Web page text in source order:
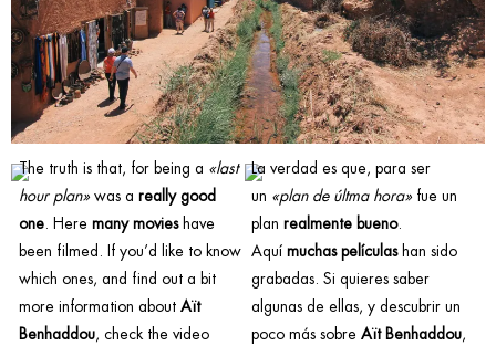
The truth is that, for being a «last
hour plan» was a really good
one. Here many movieshave
been filmed. If you’d like to know
which ones, and find out a bit
more information about Aït
Benhaddou, check the video
La verdad es que, para ser
un «plan de últma hora» fue un
planrealmente bueno.
Aquímuchas películas han sido
grabadas. Si quieres saber
algunas de ellas, y descubrir un
poco más sobreAït Benhaddou,